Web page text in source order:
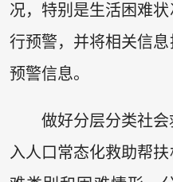
况，特别是生活困难
行预警，并将相关信
预警信息。
做好分层分类社
入人口常态化救助帮